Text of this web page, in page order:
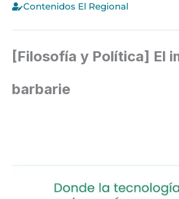
Contenidos El Regional
[Filosofía y Política] El
barbarie